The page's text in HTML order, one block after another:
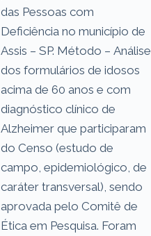
das Pessoas com
Deficiência no município de
Assis – SP. Método – Análise
dos formulários de idosos
acima de 60 anos e com
diagnóstico clínico de
Alzheimer que participaram
do Censo (estudo de
campo, epidemiológico, de
caráter transversal), sendo
aprovada pelo Comitê de
Ética em Pesquisa. Foram